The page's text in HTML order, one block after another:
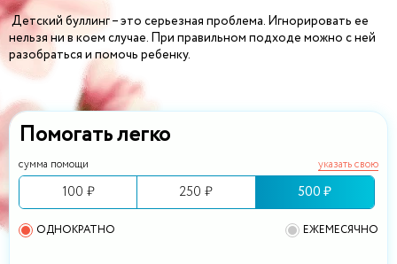
Помогать легко
сумма помощи указать свою
100 ₽ 250 ₽ 500 ₽
ОДНОКРАТНО ЕЖЕМЕСЯЧНО
Детский буллинг – это серьезная проблема. Игнорировать ее
нельзя ни в коем случае. При правильном подходе можно с ней
разобраться и помочь ребенку.